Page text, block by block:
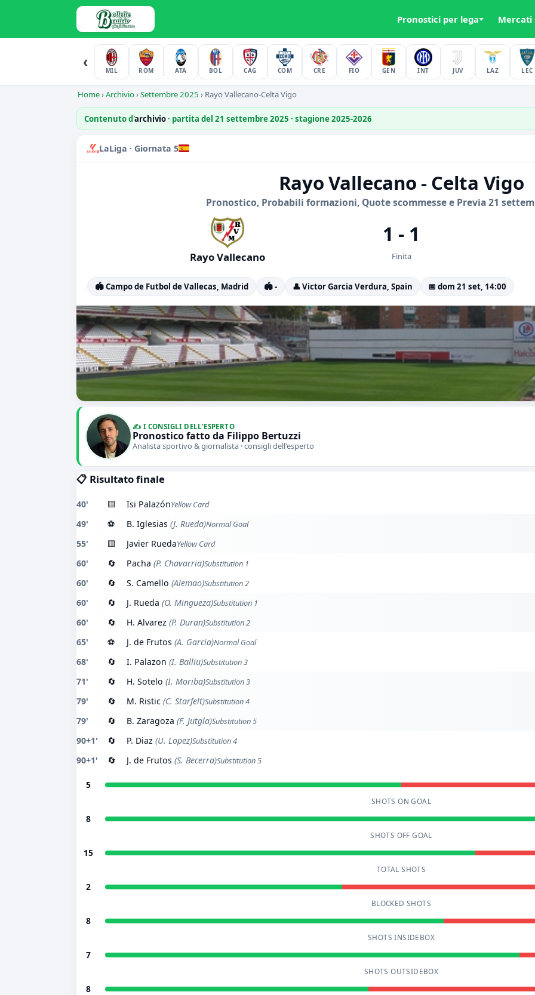
Pronostici per lega Mercati
‹
MIL ROM ATA BOL CAG COM CRE FIO GEN INT JUV LAZ LEC
Home›Archivio›Settembre 2025 › Rayo Vallecano-Celta Vigo
Contenuto d'archivio· partita del 21 settembre 2025 · stagione 2025-2026
LaLiga · Giornata 5
Rayo Vallecano - Celta Vigo
Pronostico, Probabili formazioni, Quote scommesse e Previa 21
Rayo Vallecano
1 - 1
Finita
🏟️ Campo de Futbol de Vallecas, Madrid 🏟️ - 👤 Victor Garcia Verdura, Spain 📅 dom 21 set, 14:00
✍️ I CONSIGLI DELL'ESPERTO
Pronostico fatto da Filippo Bertuzzi
Analista sportivo & giornalista · consigli dell'esperto
📋 Risultato finale
40' 🟨 Isi PalazónYellow Card
49' ⚽ B. Iglesias (J. Rueda)Normal Goal
55' 🟨 Javier RuedaYellow Card
60' 🔄 Pacha (P. Chavarria)Substitution 1
60' 🔄 S. Camello (Alemao)Substitution 2
60' 🔄 J. Rueda (O. Mingueza)Substitution 1
60' 🔄 H. Alvarez (P. Duran)Substitution 2
65' ⚽ J. de Frutos (A. Garcia)Normal Goal
68' 🔄 I. Palazon (I. Balliu)Substitution 3
71' 🔄 H. Sotelo (I. Moriba)Substitution 3
79' 🔄 M. Ristic (C. Starfelt)Substitution 4
79' 🔄 B. Zaragoza (F. Jutgla)Substitution 5
90+1' 🔄 P. Diaz (U. Lopez)Substitution 4
90+1' 🔄 J. de Frutos (S. Becerra)Substitution 5
5
SHOTS ON GOAL
8
SHOTS OFF GOAL
15
TOTAL SHOTS
2
BLOCKED SHOTS
8
SHOTS INSIDEBOX
7
SHOTS OUTSIDEBOX
8